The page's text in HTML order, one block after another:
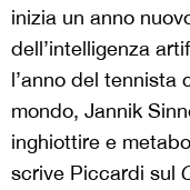
inizia un anno
dell’intelligenza
l’anno del tennista
mondo, Jannik
inghiottire e
scrive Piccardi sul